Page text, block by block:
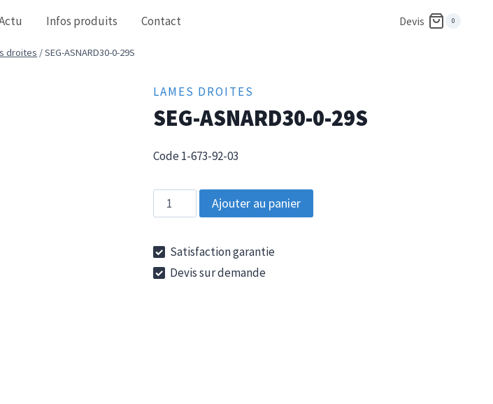
Infos produits Contact Devis 0
droites /SEG-ASNARD30-0-29S
LAMES DROITES
SEG-ASNARD30-0-29S
Code 1-673-92-03
quantité
de
ASNARD30-
0-
Ajouter au panier
Satisfaction garantie
Devis sur demande